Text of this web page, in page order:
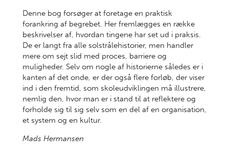
Denne bog forsøger at foretage en praktisk
forankring af begrebet. Her fremlægges en række
beskrivelser af, hvordan tingene har set ud i praksis.
De er langt fra alle solstrålehistorier, men handler
mere om sejt slid med proces, barriere og
muligheder. Selv om nogle af historierne således er i
kanten af det onde, er der også flere forløb, der viser
ind i den fremtid, som skoleudviklingen må illustrere,
nemlig den, hvor man er i stand til at reflektere og
forholde sig til sig selv som en del af en organisation,
et system og en kultur.
Mads Hermansen